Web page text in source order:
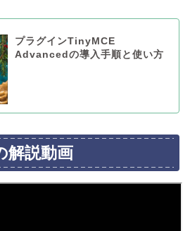
プラグインTinyMCE
Advancedの導入手順と使い方
解説動画